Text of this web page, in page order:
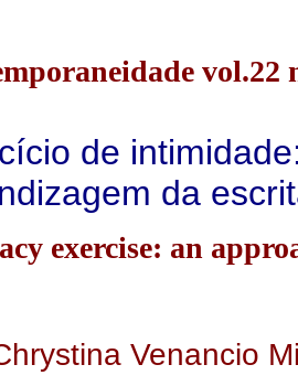
vol.22
de
da
exercise: an
Venancio